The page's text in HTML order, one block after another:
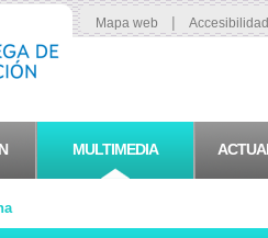
Mapa web |
MULTIMEDIA